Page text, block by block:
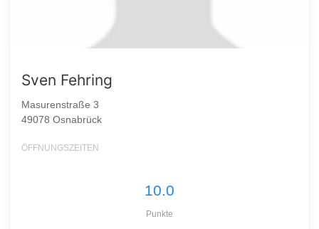
Sven Fehring
Masurenstraße 3
49078 Osnabrück
ÖFFNUNGSZEITEN
10.0
Punkte